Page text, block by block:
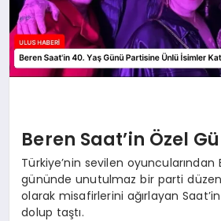
Beren Saat’in Özel
Türkiye’nin sevilen
gününde unutulmaz bir parti
olarak misafirlerini ağırlayan
dolup taştı.